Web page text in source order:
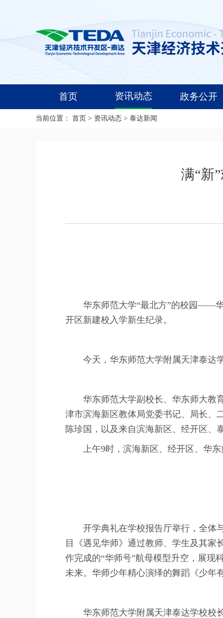
首页 资讯动态 政务公开
当前位置： 首页 > 资讯动态 > 泰达新闻
满“新
华东师范大学“最北方”的校园——
开区新建校入学新生纪录。
今天，华东师范大学附属天津泰达
华东师范大学副校长、华东师大教
津市滨海新区教体局党委书记、局长、
陈珍国，以及来自滨海新区、经开区、
上午9时，滨海新区、经开区、华
开学典礼在学校报告厅举行，全体
目《遇见华师》通过教师、学生及其
作完成的“华师号”航母模型升空，展现
未来。华师少年精心演绎的舞蹈《少年
华东师范大学附属天津泰达学校校